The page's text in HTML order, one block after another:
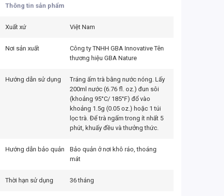
Thông tin sản phẩm
Xuất xứ Việt Nam
Nơi sản xuất
Công ty TNHH GBA Innovative Tên
thương hiệu GBA Nature
Hướng dẫn sử dụng
Tráng ấm trà bằng nước nóng. Lấy
200ml nước (6.76 fl. oz.) đun sôi
(khoảng 95°C/ 185°F) đổ vào
khoảng 1.5g (0.05 oz.) hoặc 1 túi
lọc trà. Để trà ngấm trong ít nhất 5
phút, khuấy đều và thưởng thức.
Hướng dẫn bảo quản
Bảo quản ở nơi khô ráo, thoáng
mát
Thời hạn sử dụng 36 tháng